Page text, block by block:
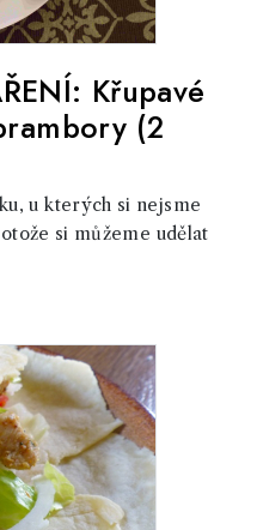
Křupavé
(2
u kterých si nejsme
si můžeme udělat